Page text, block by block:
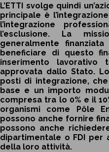
L’ETTI svolge quindi
principale è
l’integrazione
l’esclusione. La
generalmente
beneficiare di questo
inserimento lavorativo
approvata dallo Stato.
posti di integrazione,
base e un importo
compresa tra lo 0% e il
organismi come Pôle
possono anche fornire
possono anche
dipartimentale o FDI per
della loro attività.